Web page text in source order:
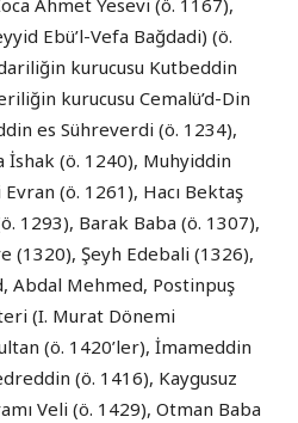
Ahmet Yesevi (ö. 1167),
Ebü’l-Vefa Bağdadi) (ö.
kurucusu Kutbeddin
kurucusu Cemalü’d-Din
es Sühreverdi (ö. 1234),
İshak (ö. 1240), Muhyiddin
(ö. 1261), Hacı Bektaş
1293), Barak Baba (ö. 1307),
(1320), Şeyh Edebali (1326),
Abdal Mehmed, Postinpuş
(I. Murat Dönemi
(ö. 1420’ler), İmameddin
(ö. 1416), Kaygusuz
Veli (ö. 1429), Otman Baba